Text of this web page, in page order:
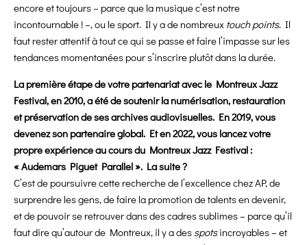
encore et toujours – parce que la musique c’est notre
incontournable ! –, ou le sport. Il y a de nombreux touch points. Il
faut rester attentif à tout ce qui se passe et faire l’impasse sur les
tendances momentanées pour s’inscrire plutôt dans la durée.
La première étape de votre partenariat avec le Montreux Jazz
Festival, en 2010, a été de soutenir la numérisation, restauration
et préservation de ses archives audiovisuelles. En 2019, vous
devenez son partenaire global. Et en 2022, vous lancez votre
propre expérience au cours du Montreux Jazz Festival :
« Audemars Piguet Parallel ». La suite ?
C’est de poursuivre cette recherche de l’excellence chez AP, de
surprendre les gens, de faire la promotion de talents en devenir,
et de pouvoir se retrouver dans des cadres sublimes – parce qu’il
faut dire qu’autour de Montreux, il y a des spotsincroyables – et